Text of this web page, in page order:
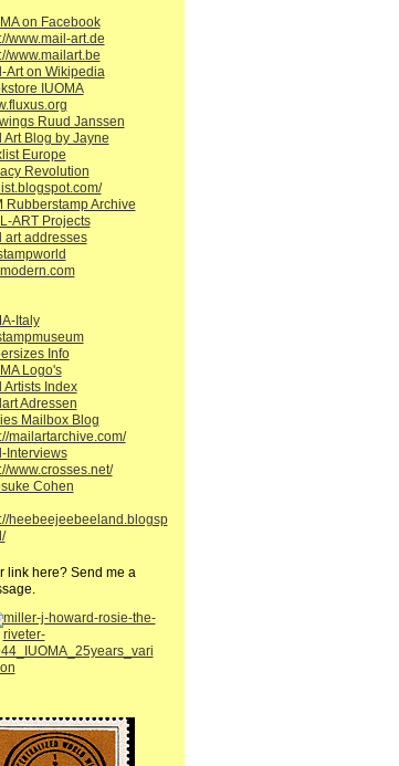
on Facebook
www.mail-art.de
www.mailart.be
Art on Wikipedia
IUOMA
Ruud Janssen
Art Blog by Jayne
Europe
Revolution
Rubberstamp Archive
ART Projects
art addresses
Italy
Info
Logo's
Artists Index
Adressen
Mailbox Blog
mailartarchive.com/
Interviews
www.crosses.net/
Cohen
heebeejeebeeland.blogsp
link here? Send me a